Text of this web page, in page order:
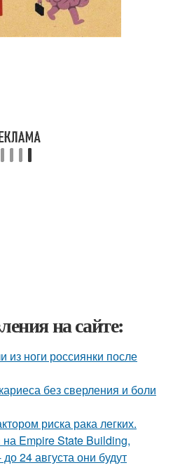
на сайте:
из ноги россиянки после
без сверления и боли
риска рака легких.
Empire State Building,
24 августа они будут